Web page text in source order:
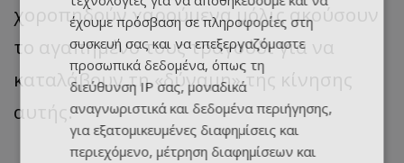
χοροπηδούν χαρούμενα μόλις ακούσουν
το αγαπημένο τους τραγούδι για να
καταλάβουν τη «δύναμη» της κίνησης
αυτής.
έχουμε πρόσβαση σε πληροφορίες στη
συσκευή σας και να επεξεργαζόμαστε
προσωπικά δεδομένα, όπως τη
διεύθυνση IP σας, μοναδικά
αναγνωριστικά και δεδομένα περιήγησης,
για εξατομικευμένες διαφημίσεις και
περιεχόμενο, μέτρηση διαφημίσεων και